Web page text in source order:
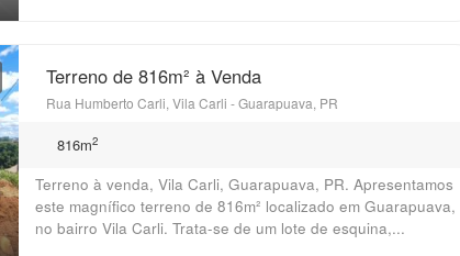
Terreno de 816m² à Venda
Rua Humberto Carli, Vila Carli - Guarapuava, PR
816m2
Terreno à venda, Vila Carli, Guarapuava, PR. Apresentamos
este magnífico terreno de 816m² localizado em Guarapuava,
no bairro Vila Carli. Trata-se de um lote de esquina,...